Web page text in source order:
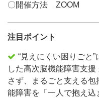
〇開催方法 ZOOM
注目ポイント
“見えにくい困りごと
した高次脳機能障害支
さず、まるごと支える
能障害を「一人で抱え込